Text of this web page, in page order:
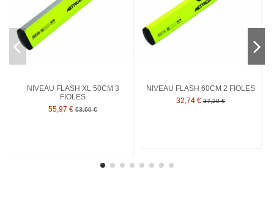
NIVEAU FLASH XL 50CM 3
FIOLES
55,97 € 63,60 €
NIVEAU FLASH 60CM 2 FIOLES
32,74 € 37,20 €